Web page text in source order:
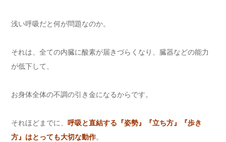
浅い呼吸だと何が問題なのか。
それは、全ての内臓に酸素が届きづらくなり、臓器などの能力
が低下して、
お身体全体の不調の引き金になるからです。
それほどまでに、
呼吸と直結する『姿勢』『立ち方』『歩き
方』はとっても大切な動作。